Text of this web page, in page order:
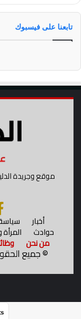
تابعنا على فيسبوك
موقع وجريدة
أخبار
حوادث
من نحن
©جميع